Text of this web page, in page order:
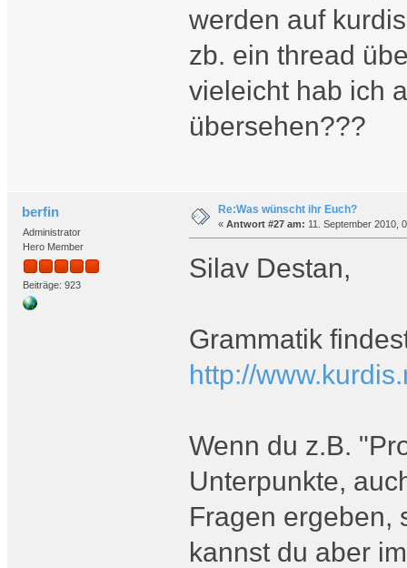
werden auf
zb. ein thread
vieleicht hab ich
übersehen???
berfin
Administrator
Hero Member
Beiträge: 923
Re:Was wünscht ihr Euch?
« Antwort #27 am: 11. September 2010,
Silav Destan,
Grammatik
http://
Wenn du z.B.
Unterpunkte,
Fragen ergeben,
kannst du aber